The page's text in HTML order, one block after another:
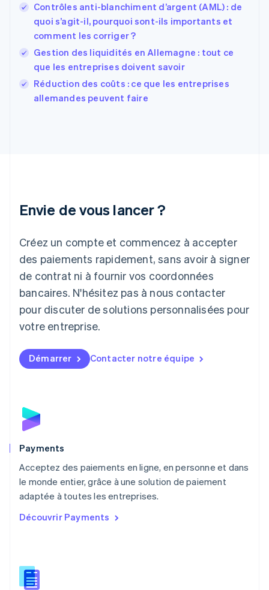
Contrôles anti-blanchiment d’argent (AML) : de
quoi s’agit-il, pourquoi sont-ils importants et
comment les corriger ?
Gestion des liquidités en Allemagne : tout ce
que les entreprises doivent savoir
Réduction des coûts : ce que les entreprises
allemandes peuvent faire
Envie de vous lancer ?
Créez un compte et commencez à accepter
des paiements rapidement, sans avoir à signer
de contrat ni à fournir vos coordonnées
bancaires. N'hésitez pas à nous contacter
pour discuter de solutions personnalisées pour
votre entreprise.
Démarrer Contacter notre équipe
Payments
Acceptez des paiements en ligne, en personne et dans
le monde entier, grâce à une solution de paiement
adaptée à toutes les entreprises.
Découvrir Payments
EnglishEspañol简体中文
Finlande
EnglishSvenska
FrançaisEnglish
Gibraltar
English
Grèce
Japon
Lettonie
English
Liechtenstein
DeutschEnglish
Lituanie
Luxembourg
FrançaisDeutschEnglish
English简体中文
Malte
Norvège
English
English
NederlandsEnglish
Pologne
English
PortuguêsEnglish
English
Roumanie